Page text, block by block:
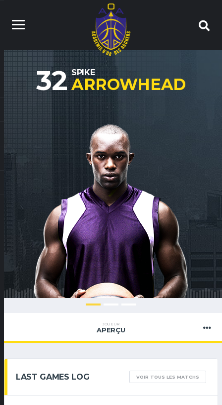
32 SPIKE
ARROWHEAD
JOUEUR
APERÇU
LAST GAMES LOG VOIR TOUS LES MATCHS